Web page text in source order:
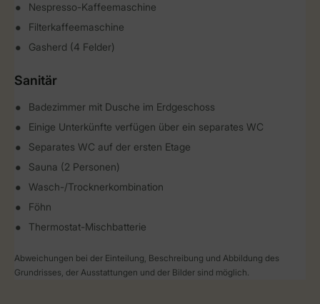
Nespresso-Kaffeemaschine
Filterkaffeemaschine
Gasherd (4 Felder)
Sanitär
Badezimmer mit Dusche im Erdgeschoss
Einige Unterkünfte verfügen über ein separates WC
Separates WC auf der ersten Etage
Sauna (2 Personen)
Wasch-/Trocknerkombination
Föhn
Thermostat-Mischbatterie
Abweichungen bei der Einteilung, Beschreibung und Abbildung des
Grundrisses, der Ausstattungen und der Bilder sind möglich.